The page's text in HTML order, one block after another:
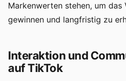
Markenwerten stehen, um
gewinnen und langfristig zu
Interaktion und
auf TikTok